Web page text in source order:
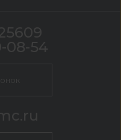
08-54